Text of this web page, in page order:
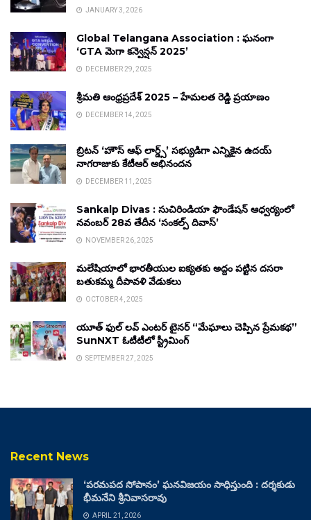
JANUARY 3, 2026
Global Telangana Association : ఘనంగా
‘GTA మెగా కన్వెన్షన్ 2025’
DECEMBER 29, 2025
శ్రీమతి ఆంధ్రప్రదేశ్ 2025 – హేమలత రెడ్డి ప్రయాణం
DECEMBER 14, 2025
బ్రిటన్ ‘హౌస్ ఆఫ్ లార్డ్స్’ సభ్యుడిగా ఎన్నికైన ఉదయ్
నాగరాజుకు కేటీఆర్ అభినందన
DECEMBER 11, 2025
Sankalp Divas : సుచిరిండియా ఫౌండేషన్ ఆధ్వర్యంలో
నవంబర్ 28వ తేదీన ‘సంకల్ప్ దివాస్’
NOVEMBER 26, 2025
మలేషియాలో భారతీయుల ఐక్యతకు అద్దం పట్టిన దసరా
బతుకమ్మ దీపావళి వేడుకలు
OCTOBER 4, 2025
యూత్ ఫుల్ లవ్ ఎంటర్ టైనర్ “మేఘాలు చెప్పిన ప్రేమకథ”
SunNXT ఓటీటీలో స్ట్రీమింగ్
SEPTEMBER 27, 2025
Recent News
‘పరమపద సోపానం’ ఘనవిజయం సాధిస్తుంది : దర్శకుడు
భీమనేని శ్రీనివాసరావు
APRIL 21, 2026